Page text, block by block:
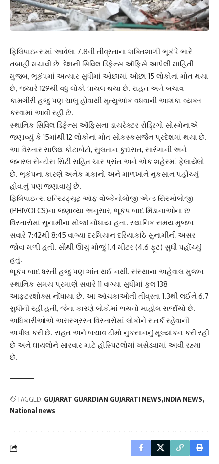
ફિલિપાઇન્સમાં આવેલા 7.8ની તીવ્રતાના શક્તિશાળી ભૂકંપે ભારે
તબાહી મચાવી છે. દેશની સિવિલ ડિફેન્સ ઑફિસે આપેલી માહિતી
મુજબ, ભૂકંપમાં અત્યાર સુધીમાં ઓછામાં ઓછા 15 લોકોનાં મોત થયા
છે, જ્યારે 129થી વધુ લોકો ઘાયલ થયા છે. રાહત અને બચાવ
કામગીરી હજુ પણ ચાલુ હોવાથી મૃત્યુઆંક વધવાની આશંકા વ્યક્ત
કરવામાં આવી રહી છે.
સ્થાનિક સિવિલ ડિફેન્સ ઑફિસના ડાયરેક્ટર રોડ્રિગો સોસ્મેનાએ
જણાવ્યું કે 15માંથી 12 લોકોનાં મોત સોકસ્કસર્જેન પ્રદેશમાં થયા છે.
આ વિસ્તાર સાઉથ કોટાબેટો, સુલતાન કુદારાત, સારંગાની અને
જનરલ સેન્ટોસ સિટી સહિત ચાર પ્રાંત અને એક શહેરમાં ફેલાયેલો
છે. ભૂકંપના કારણે અનેક મકાનો અને માળખાંને નુકસાન પહોંચ્યું
હોવાનું પણ જણાવાયું છે.
ફિલિપાઇન્સ ઇન્સ્ટિટ્યૂટ ઑફ વોલ્કેનોલોજી એન્ડ સિસ્મોલોજી
(PHIVOLCS)ના જણાવ્યા અનુસાર, ભૂકંપ બાદ મિંડાનાઓના છ
વિસ્તારોમાં સુનામીના મોજાં નોંધાયા હતા. સ્થાનિક સમય મુજબ
સવારે 7:42થી 8:45 વાગ્યા દરમિયાન દરિયાકાંઠે સુનામીની અસર
જોવા મળી હતી. સૌથી ઊંચું મોજું 1.4 મીટર (4.6 ફૂટ) સુધી પહોંચ્યું
હતું.
ભૂકંપ બાદ ધરતી હજુ પણ શાંત થઈ નથી. સંસ્થાના અહેવાલ મુજબ
સ્થાનિક સમય પ્રમાણે સવારે 11 વાગ્યા સુધીમાં કુલ 138
આફ્ટરશોક્સ નોંધાયા છે. આ આંચકાઓની તીવ્રતા 1.3થી લઈને 6.7
સુધીની રહી હતી, જેના કારણે લોકોમાં ભયનો માહોલ સર્જાયો છે.
અધિકારીઓએ અસરગ્રસ્ત વિસ્તારોમાં લોકોને સતર્ક રહેવાની
અપીલ કરી છે. રાહત અને બચાવ ટીમો નુકસાનનું મૂલ્યાંકન કરી રહી
છે અને ઘાયલોને સારવાર માટે હોસ્પિટલોમાં ખસેડવામાં આવી રહ્યા
છે.
TAGGED: GUJARAT GUARDIAN GUJARATI NEWS INDIA NEWS
National news